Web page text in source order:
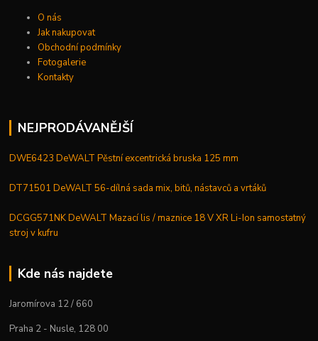
O nás
Jak nakupovat
Obchodní podmínky
Fotogalerie
Kontakty
NEJPRODÁVANĚJŠÍ
DWE6423 DeWALT Pěstní excentrická bruska 125 mm
DT71501 DeWALT 56-dílná sada mix, bitů, nástavců a vrtáků
DCGG571NK DeWALT Mazací lis / maznice 18 V XR Li-Ion samostatný
stroj v kufru
Kde nás najdete
Jaromírova 12 / 660
Praha 2 - Nusle, 128 00